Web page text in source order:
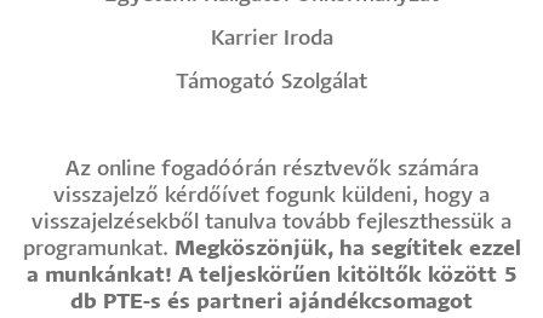
Karrier Iroda
Támogató Szolgálat
Az online fogadóórán résztvevők számára
visszajelző kérdőívet fogunk küldeni, hogy a
visszajelzésekből tanulva tovább fejleszthessük a
programunkat. Megköszönjük, ha segítitek ezzel
a munkánkat! A teljeskörűen kitöltők között 5
db PTE-s és partneri ajándékcsomagot